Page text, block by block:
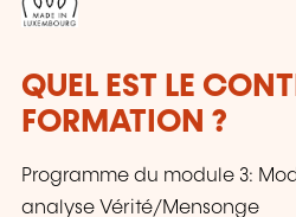
QUEL EST LE
FORMATION ?
Programme du module 3:
analyse Vérité/Mensonge